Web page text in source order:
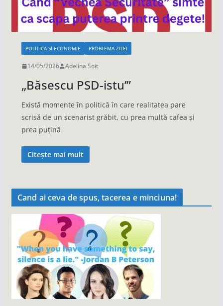
POLITICA SI ECONOMIE PROBLEMA ZILEI
14/05/2026 Adelina Soit
„Băsescu PSD-istu’”
Există momente în politică în care realitatea pare
scrisă de un scenarist grăbit, cu prea multă cafea și
prea puțină
Citește mai mult
Cand ai ceva de spus, tacerea e minciuna!